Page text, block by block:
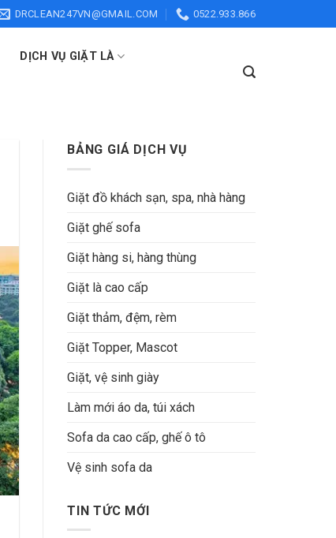
DRCLEAN247VN@GMAIL.COM 0522.933.866
DỊCH VỤ GIẶT LÀ
BẢNG GIÁ DỊCH VỤ
Giặt đồ khách sạn, spa, nhà hàng
Giặt ghế sofa
Giặt hàng si, hàng thùng
Giặt là cao cấp
Giặt thảm, đệm, rèm
Giặt Topper, Mascot
Giặt, vệ sinh giày
Làm mới áo da, túi xách
Sofa da cao cấp, ghế ô tô
Vệ sinh sofa da
TIN TỨC MỚI